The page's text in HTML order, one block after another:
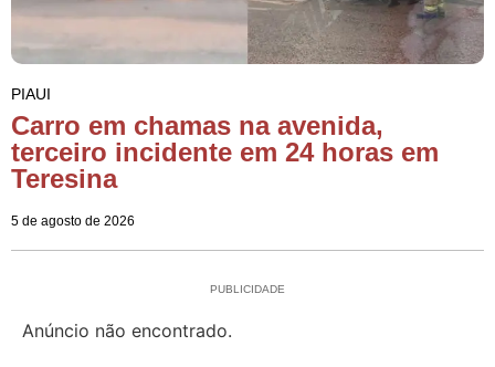
PIAUI
Carro em chamas na avenida,
terceiro incidente em 24 horas em
Teresina
5 de agosto de 2026
PUBLICIDADE
Anúncio não encontrado.